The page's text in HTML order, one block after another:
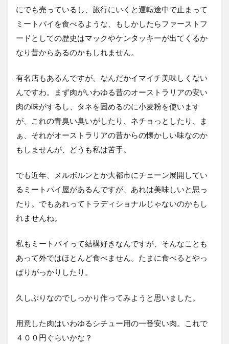
にでも売っているし、旅行にいくと運転途中で止まって
ミートパイを食べるような、もしかしたらファーストフ
ードとしての歴史はマックやケンタッキーが出てくるか
なり昔からあるのかもしれません。
有名店もあるんですが、なんだかイマイチ美味しくない
んですわ。まず肉がいわゆる昔のオーストラリアの安い
肉の味がするし、タネを固めるのに小麦粉を使います
が、これの青臭い臭いがしたり、ネチョっとしたり、ま
ぁ、それがオーストラリアの昔からの懐かしい味なのか
もしませんが、どうも私は苦手。
でも近年、メルボルンとか大都市にチェーン展開してい
るミートパイ屋があるんですが、あれは美味しいと思っ
たり。でもあれってトラディショナルじゃないのかもし
れませんね。
私もミートパイって結構好きなんですが、そんなことも
あって外ではほとんど食べません。たまに食べるとやっ
ぱりがっかりしたり。
久しぶりなのでしっかり作ってみようと思いました。
用意した肉はいわゆるシチュー用の一番安い肉。これで
４００円ぐらいかな？